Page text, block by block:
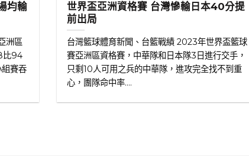
均輸
洲區
比94
賽吞
世界盃亞洲資格賽 台灣慘輸日本40分提
前出局
台灣籃球體育新聞、台籃戰績 2023年世界盃籃球
賽亞洲區資格賽，中華隊和日本隊3日進行交手，
只剩10人可用之兵的中華隊，進攻完全找不到重
心，團隊命中率....